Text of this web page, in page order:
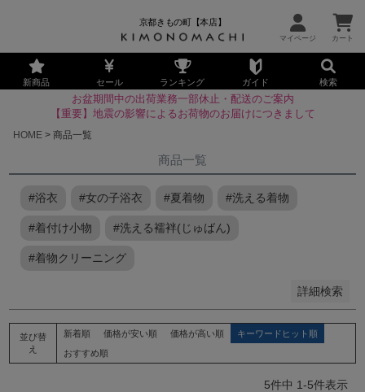
京都きもの町【本店】
新商品 セール ランキング ガイド 検索
お盆期間中の出荷業務一部休止・配送のご案内
【重要】地震の影響によるお荷物のお届けにつきまして
HOME
商品一覧
商品一覧
#浴衣 #女の子浴衣 #夏着物 #洗える着物
#着付け小物 #洗える襦袢(じゅばん)
#着物クリーニング
詳細検索
並び順
新着順
登録順
価格が安い順
優先度順
レビュー順
並び替
え
新着順 価格が安い順 価格が高い順
キーワードヒット順
おすすめ順
5件中 1-5件表示